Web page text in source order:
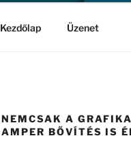
Kezdőlap Üzenet
NEMCSAK A
AMPER BŐVÍTÉS IS